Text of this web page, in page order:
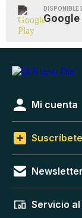
DISPONIBLE
Google
Mi cuenta
Suscríbete
Servicio